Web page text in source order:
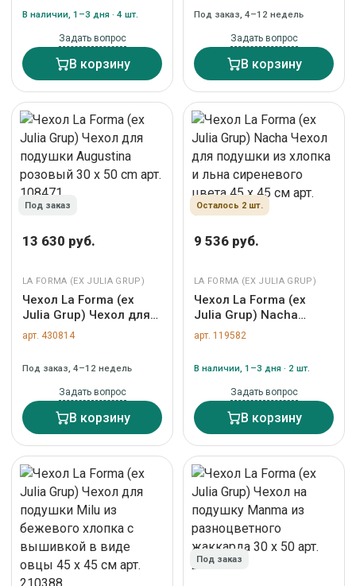
В наличии, 1–3 дня · 4 шт.
Задать вопрос
В корзину
арт. 422653
Под заказ, 4–12 недель
Задать вопрос
В корзину
Под заказ
13 630 руб.
LA FORMA (ЕХ JULIA GRUP)
Чехол La Forma (ех
Julia Grup) Чехол для
подушки Augustina
розовый 30 x 50 cm
арт. 430814
Под заказ, 4–12 недель
Задать вопрос
В корзину
Осталось 2 шт.
9 536 руб.
LA FORMA (ЕХ JULIA GRUP)
Чехол La Forma (ех
Julia Grup) Nacha
Чехол для подушки из
хлопка и льна
45 см арт. 109442
арт. 119582
В наличии, 1–3 дня · 2 шт.
Задать вопрос
В корзину
Под заказ